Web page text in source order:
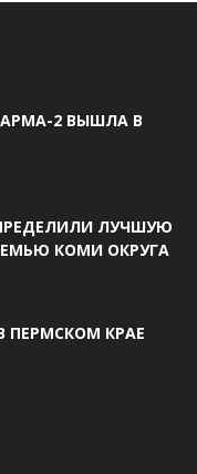
2 ВЫШЛА В
ЛУЧШУЮ
КОМИ ОКРУГА
ПЕРМСКОМ КРАЕ